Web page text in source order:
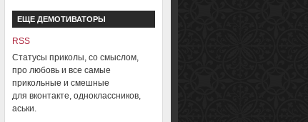
ЕЩЕ ДЕМОТИВАТОРЫ
RSS
Статусы приколы, со смыслом,
про любовь и все самые
прикольные и смешные
для вконтакте, одноклассников,
аськи.